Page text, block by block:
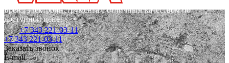
Бренд электроинструмента с отличным качеством по
доступной цене!
+7 343 221-03-11
+7 343 221-03-11
Заказать звонок
E-mail